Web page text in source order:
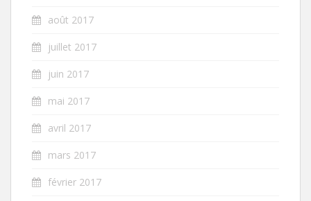
août 2017
juillet 2017
juin 2017
mai 2017
avril 2017
mars 2017
février 2017